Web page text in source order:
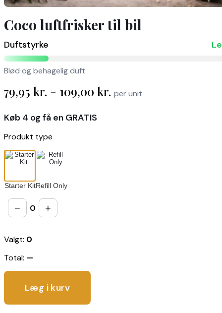
Coco luftfrisker til bil
Duftstyrke
Blød og behagelig duft
79,95 kr. - 109,00 kr. per unit
Køb 4 og få en GRATIS
Produkt type
Starter KitRefill Only
− 0 +
Valgt: 0
Total: —
Læg i kurv